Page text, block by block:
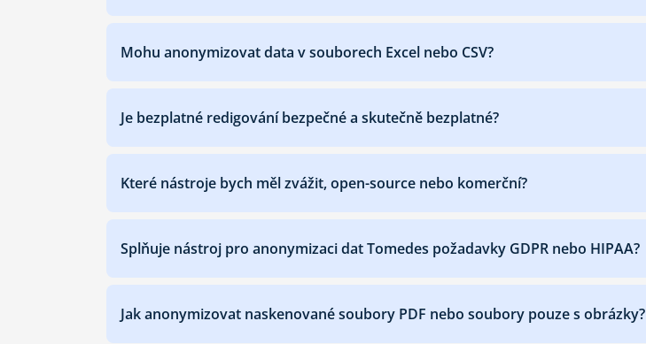
Mohu anonymizovat data v souborech Excel nebo CSV?
Je bezplatné redigování bezpečné a skutečně bezplatné?
Které nástroje bych měl zvážit, open-source nebo komerční?
Splňuje nástroj pro anonymizaci dat Tomedes požadavky GDPR nebo HIPAA?
Jak anonymizovat naskenované soubory PDF nebo soubory pouze s obrázky?